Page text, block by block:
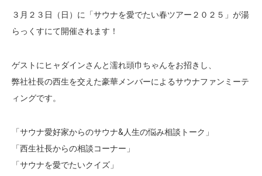
３月２３日（日）に「サウナを愛でたい春ツアー２０２５」が湯
らっくすにて開催されます！
ゲストにヒャダインさんと濡れ頭巾ちゃんをお招きし、
弊社社長の西生を交えた豪華メンバーによるサウナファンミーテ
ィングです。
「サウナ愛好家からのサウナ&人生の悩み相談トーク」
「西生社長からの相談コーナー」
「サウナを愛でたいクイズ」